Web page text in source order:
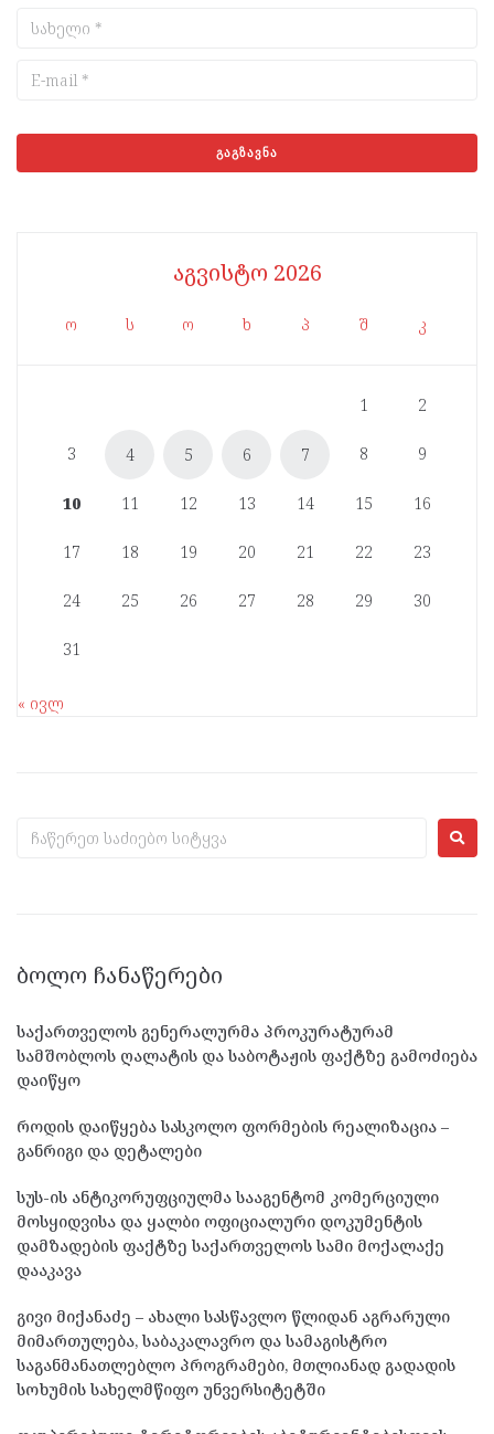
აგვისტო 2026
ო ს ო ხ პ შ კ
1 2
3 4 5 6 7 8 9
10 11 12 13 14 15 16
17 18 19 20 21 22 23
24 25 26 27 28 29 30
31
« ივლ
ᲑᲝᲚᲝ ᲩᲐᲜᲐᲬᲔᲠᲔᲑᲘ
საქართველოს გენერალურმა პროკურატურამ
სამშობლოს ღალატის და საბოტაჟის ფაქტზე გამოძიება
დაიწყო
როდის დაიწყება სასკოლო ფორმების რეალიზაცია –
განრიგი და დეტალები
სუს-ის ანტიკორუფციულმა სააგენტომ კომერციული
მოსყიდვისა და ყალბი ოფიციალური დოკუმენტის
დამზადების ფაქტზე საქართველოს სამი მოქალაქე
დააკავა
გივი მიქანაძე – ახალი სასწავლო წლიდან აგრარული
მიმართულება, საბაკალავრო და სამაგისტრო
საგანმანათლებლო პროგრამები, მთლიანად გადადის
სოხუმის სახელმწიფო უნვერსიტეტში